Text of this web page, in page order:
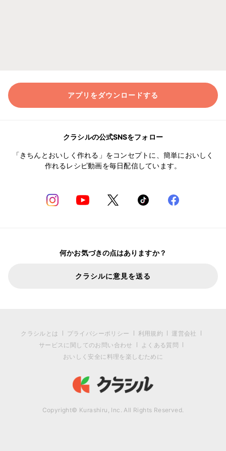
アプリをダウンロードする
クラシルの公式SNSをフォロー
「きちんとおいしく作れる」をコンセプトに、簡単においしく
作れるレシピ動画を毎日配信しています。
何かお気づきの点はありますか？
クラシルに意見を送る
クラシルとは プライバシーポリシー 利用規約
運営会社
サービスに関してのお問い合わせ
よくある質問
おいしく安全に料理を楽しむために
Copyright© Kurashiru, Inc. All Rights Reserved.